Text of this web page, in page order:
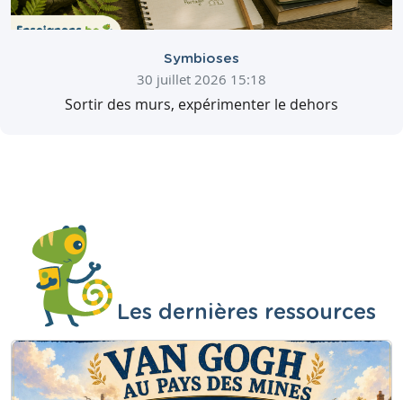
Symbioses
30 juillet 2026 15:18
Sortir des murs, expérimenter le dehors
Les dernières ressources